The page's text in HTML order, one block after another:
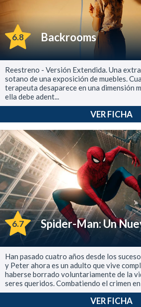
6.8 Backrooms
Reestreno - Versión Extendida. Una
sotano de una exposición de muebles.
terapeuta desaparece en una dimensión
ella debe adent...
VER FICHA
6.7 Spider-Man: Un
Han pasado cuatro años desde los
y Peter ahora es un adulto que vive
haberse borrado voluntariamente de la
seres queridos. Combatiendo el crimen en
VER FICHA